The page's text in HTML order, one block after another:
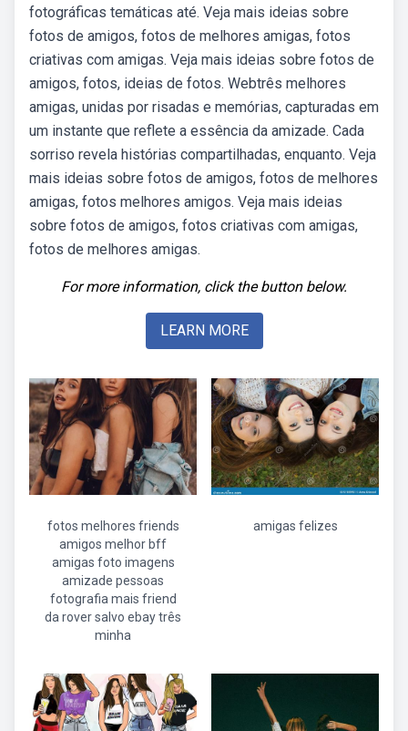
fotográficas temáticas até. Veja mais ideias sobre
fotos de amigos, fotos de melhores amigas, fotos
criativas com amigas. Veja mais ideias sobre fotos de
amigos, fotos, ideias de fotos. Webtrês melhores
amigas, unidas por risadas e memórias, capturadas em
um instante que reflete a essência da amizade. Cada
sorriso revela histórias compartilhadas, enquanto. Veja
mais ideias sobre fotos de amigos, fotos de melhores
amigas, fotos melhores amigos. Veja mais ideias
sobre fotos de amigos, fotos criativas com amigas,
fotos de melhores amigas.
For more information, click the button below.
LEARN MORE
fotos melhores friends
amigos melhor bff
amigas foto imagens
amizade pessoas
fotografia mais friend
da rover salvo ebay três
minha
amigas felizes